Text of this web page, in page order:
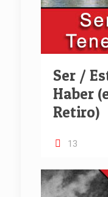
Ser /
Haber
Retiro)
13